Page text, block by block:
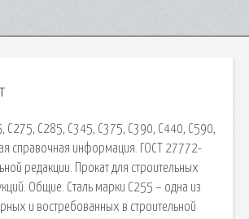
С275, С285, С345, С375, С390, С440, С590,
справочная информация. ГОСТ 27772-
редакции. Прокат для строительных
Общие. Сталь марки С255 – одна из
и востребованных в строительной